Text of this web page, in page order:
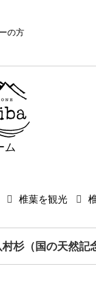
の方
ム
椎葉を観光
村杉（国の天然記